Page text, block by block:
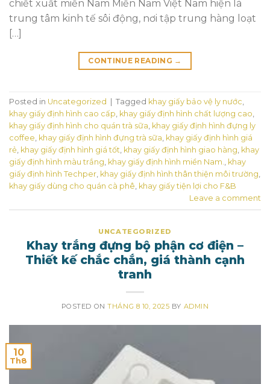
chiết xuất miền Nam Miền Nam Việt Nam hiện là
trung tâm kinh tế sôi động, nơi tập trung hàng loạt
[…]
CONTINUE READING →
Posted in Uncategorized Tagged khay giấy bảo vệ ly nước
khay giấy định hình cao cấp khay giấy định hình chất lượng cao
khay giấy định hình cho quán trà sữa khay giấy định hình đựng ly
coffee khay giấy định hình đựng trà sữa khay giấy định hình giá
rẻ khay giấy định hình giá tốt khay giấy định hình giao hàng khay
giấy định hình màu trắng khay giấy định hình miền Nam.
khay
giấy định hình Techper khay giấy định hình thân thiện môi trường
khay giấy dùng cho quán cà phê khay giấy tiện lợi cho F&B
Leave a comment
UNCATEGORIZED
Khay trắng đựng bộ phận cơ điện –
Thiết kế chắc chắn, giá thành cạnh
tranh
POSTED ONTHÁNG 8 10, 2025 BY ADMIN
10
Th8